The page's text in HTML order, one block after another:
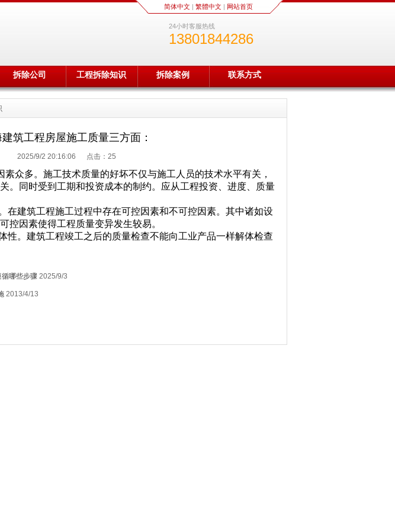
简体中文| 繁體中文| 网站首页
24小时客服热线
13801844286
拆除公司 工程拆除知识 拆除案例 联系方式
筑工程房屋施工质量三方面：
2025/9/2 20:16:06 点击： 25
素众多。施工技术质量的好坏不仅与施工人员的技术水平有关，
。同时受到工期和投资成本的制约。应从工程投资、进度、质量
在建筑工程施工过程中存在可控因素和不可控因素。其中诸如设
控因素使得工程质量变异发生较易。
性。建筑工程竣工之后的质量检查不能向工业产品一样解体检查
哪些步骤 2025/9/3
2013/4/13